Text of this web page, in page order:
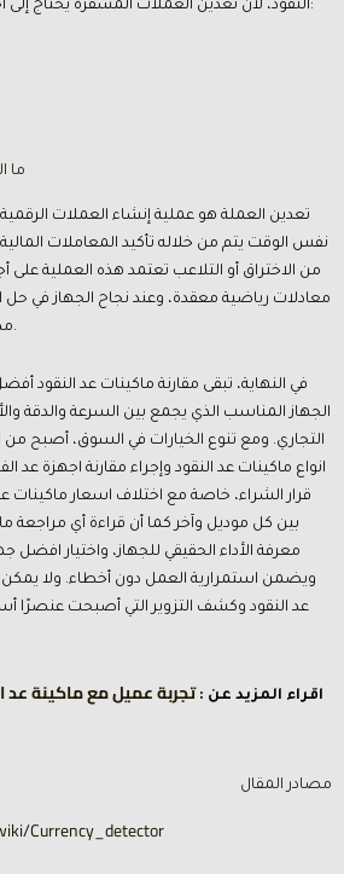
النقود، لأن تعدين العملات المشفرة يحتاج إلى أجهزة تعدين متخصصة مثل:
10-
تعدين العملة هو عملية إنشاء العملات
نفس الوقت يتم من خلاله تأكيد المعاملات
من الاختراق أو التلاعب تعتمد هذه العملية على
معادلات رياضية معقدة، وعند نجاح الجهاز في
مكافأة عبارة عن عملات رقمية.
في النهاية، تبقى مقارنة ماكينات عد النقود
الجهاز المناسب الذي يجمع بين السرعة
التجاري. ومع تنوع الخيارات في السوق، أصبح
انواع ماكينات عد النقود وإجراء مقارنة اجهزة
قرار الشراء، خاصة مع اختلاف اسعار ماكينات
بين كل موديل وآخر كما أن قراءة أي مراجعة
معرفة الأداء الحقيقي للجهاز، واختيار افضل
ويضمن استمرارية العمل دون أخطاء. ولا يمكن
عد النقود وكشف التزوير التي أصبحت عنصرًا
اقراء المزيد عن : تجربة عميل مع ماكينة
مصادر المقال
Currency_detector